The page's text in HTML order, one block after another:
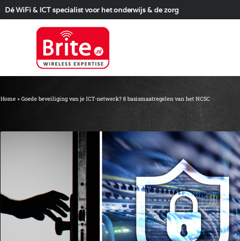
Dé WiFi & ICT specialist voor het onderwijs & de zorg
Home » Goede beveiliging van je ICT-netwerk? 8 basismaatregelen van het NCSC